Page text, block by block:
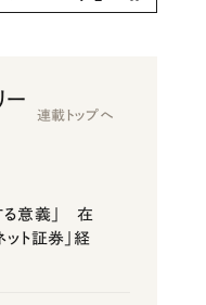
ー
連載トップへ
する意義」 在
ト証券」経